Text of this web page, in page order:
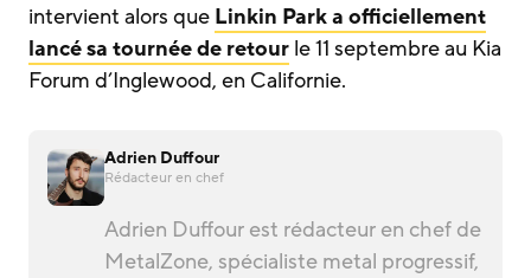
intervient alors que Linkin Park a officiellement
lancé sa tournée de retour le 11 septembre au Kia
Forum d’Inglewood, en Californie.
Adrien Duffour
Rédacteur en chef
Adrien Duffour est rédacteur en chef de
MetalZone, spécialiste metal progressif,